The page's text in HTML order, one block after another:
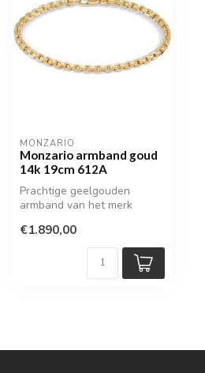
MONZARIO
Monzario armband goud
14k 19cm 612A
Prachtige geelgouden
armband van het merk
€1.890,00